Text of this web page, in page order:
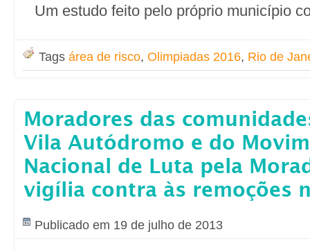
Um estudo feito pelo próprio município
Tags área de risco, Olimpiadas 2016, Rio de
Moradores das
Vila Autódromo e do
Nacional de Luta pela
vigília contra às remoções
Publicado em 19 de julho de 2013